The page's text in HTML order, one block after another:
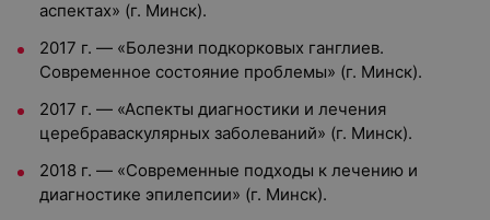
аспектах» (г. Минск).
2017 г. — «Болезни подкорковых ганглиев.
Современное состояние проблемы» (г. Минск).
2017 г. — «Аспекты диагностики и лечения
церебраваскулярных заболеваний» (г. Минск).
2018 г. — «Современные подходы к лечению и
диагностике эпилепсии» (г. Минск).